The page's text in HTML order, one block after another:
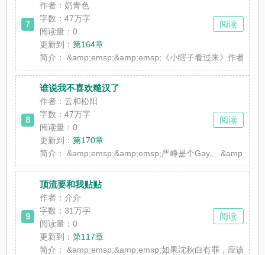
7
作者：奶青色
字数：47万字
阅读量：0
更新到：第164章
简介：
&amp;emsp;&amp;emsp;《小瞎子看过来》作者
阅读
8
谁说我不喜欢糙汉了
作者：云和松阳
字数：47万字
阅读量：0
更新到：第170章
简介：
&amp;emsp;&amp;emsp;严峥是个Gay。
阅读
9
顶流要和我贴贴
作者：介介
字数：31万字
阅读量：0
更新到：第117章
简介：
&amp;emsp;&amp;emsp;如果沈秋白有罪，应该是
阅读